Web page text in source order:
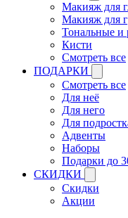
Макияж для
Макияж для
Тональные и
Кисти
Смотреть все
ПОДАРКИ
Смотреть все
Для неё
Для него
Для
Адвенты
Наборы
Подарки до
СКИДКИ
Скидки
Акции